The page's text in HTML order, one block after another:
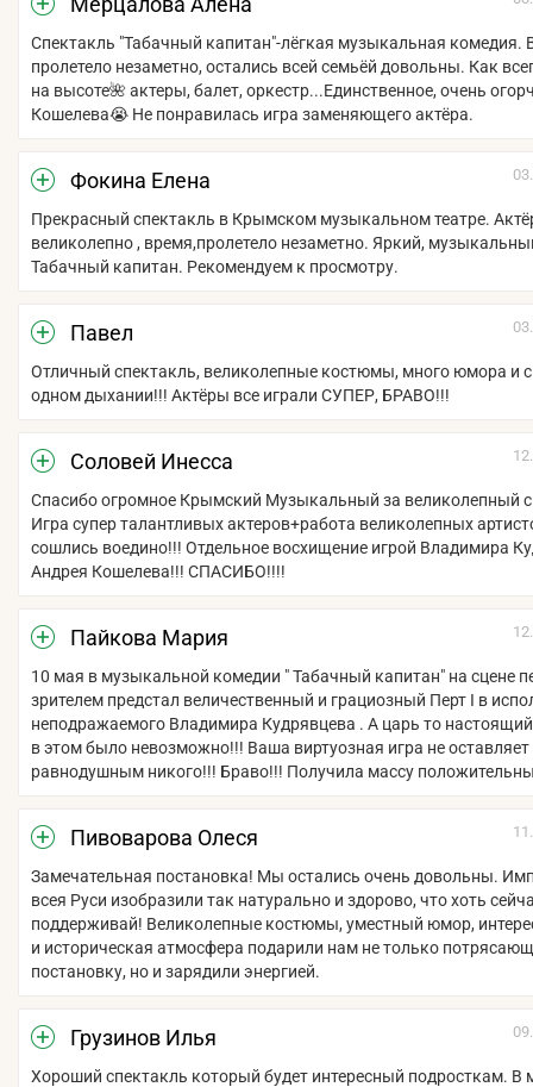
Спектакль "Табачный капитан"-лёгкая музыкальная комедия.
пролетело незаметно, остались всей семьёй довольны. Как
на высоте🌺 актеры, балет, оркестр...Единственное, очень
Кошелева😭 Не понравилась игра заменяющего актёра.
Фокина Елена
Прекрасный спектакль в Крымском музыкальном театре.
великолепно , время,пролетело незаметно. Яркий,
Табачный капитан. Рекомендуем к просмотру.
Павел
Отличный спектакль, великолепные костюмы, много юмора и
одном дыхании!!! Актёры все играли СУПЕР, БРАВО!!!
Соловей Инесса
Спасибо огромное Крымский Музыкальный за великолепный
Игра супер талантливых актеров+работа великолепных
сошлись воедино!!! Отдельное восхищение игрой Владимира
Андрея Кошелева!!! СПАСИБО!!!!
Пайкова Мария
10 мая в музыкальной комедии " Табачный капитан" на сцене
зрителем предстал величественный и грациозный Перт I в
неподражаемого Владимира Кудрявцева . А царь то
в этом было невозможно!!! Ваша виртуозная игра не оставляет
равнодушным никого!!! Браво!!! Получила массу
Пивоварова Олеся
Замечательная постановка! Мы остались очень довольны.
всея Руси изобразили так натурально и здорово, что хоть
поддерживай! Великолепные костюмы, уместный юмор,
и историческая атмосфера подарили нам не только
постановку, но и зарядили энергией.
Грузинов Илья
Хороший спектакль который будет интересный подросткам. В